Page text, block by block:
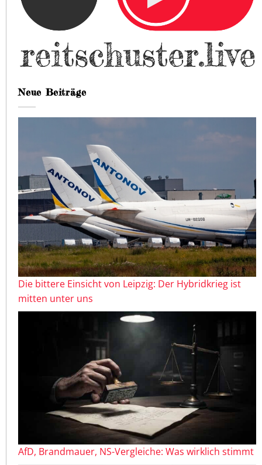
Neue Beiträge
Die bittere Einsicht von Leipzig: Der Hybridkrieg ist
mitten unter uns
AfD, Brandmauer, NS-Vergleiche: Was wirklich stimmt